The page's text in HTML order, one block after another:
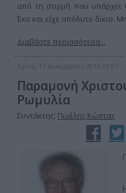
από τη στιγμή που
Έκο και είχε απόλυτο δίκιο.
Διαβάστε περισσότερα...
Τρίτη, 17 Δεκεμβρίου 2019 23:07
Παραμονή
Ρωμυλία
Συντάκτης: Πινέλης Κώστας